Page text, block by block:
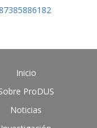
Inicio
ProDUS
Noticias